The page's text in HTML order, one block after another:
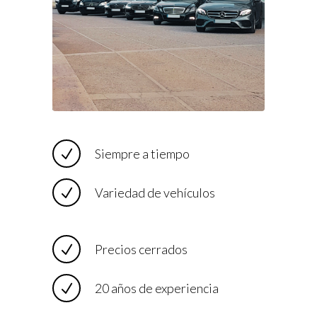
Siempre a tiempo
Variedad de vehículos
Precios cerrados
20 años de experiencia